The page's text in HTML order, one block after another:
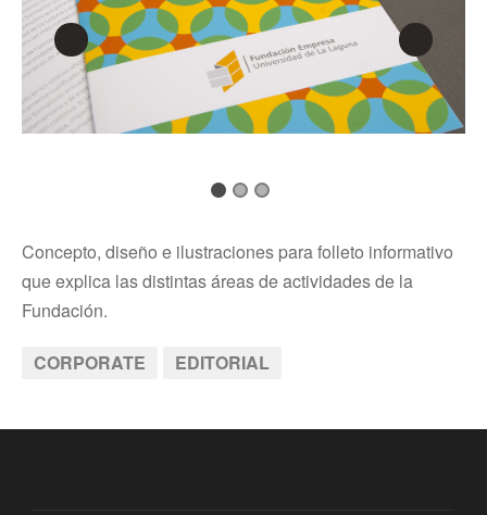
Concepto, diseño e ilustraciones para folleto informativo
que explica las distintas áreas de actividades de la
Fundación.
CORPORATE EDITORIAL